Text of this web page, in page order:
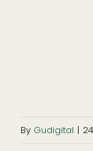
By Gudigital |